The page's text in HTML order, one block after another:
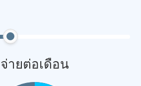
จ่ายต่อเดือน